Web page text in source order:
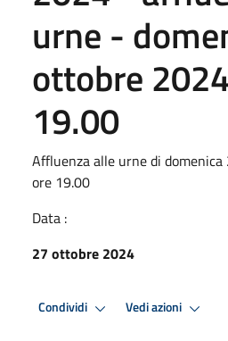
urne -
ottobre
19.00
Affluenza alle urne di
ore 19.00
Data :
27 ottobre 2024
Condividi Vedi azioni